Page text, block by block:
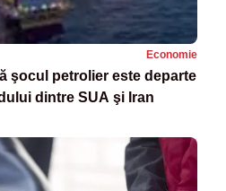
Economie
şocul petrolier este departe
dintre SUA şi Iran